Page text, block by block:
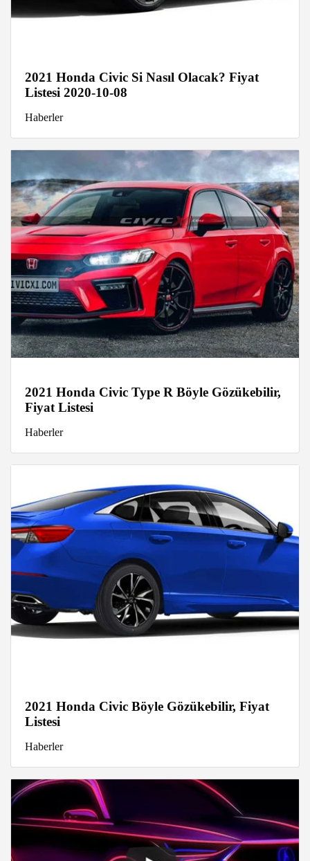
2021 Honda Civic Si Nasıl Olacak? Fiyat
Listesi 2020-10-08
Haberler
2021 Honda Civic Type R Böyle Gözükebilir,
Fiyat Listesi
Haberler
2021 Honda Civic Böyle Gözükebilir, Fiyat
Listesi
Haberler